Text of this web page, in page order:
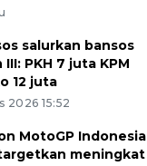
salurkan bansos
PKH 7 juta KPM
12 juta
2026 15:52
MotoGP Indonesia
meningkat